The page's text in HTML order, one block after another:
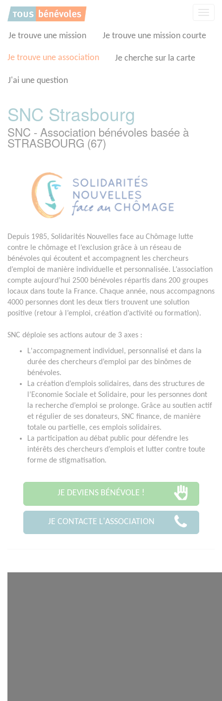
Je trouve une mission Je trouve une mission courte
Je trouve une association Je cherche sur la carte
J'ai une question
SNC Strasbourg
SNC - Association bénévoles basée à
STRASBOURG (67)
Depuis 1985, Solidarités Nouvelles face au Chômage lutte
contre le chômage et l’exclusion grâce à un réseau de
bénévoles qui écoutent et accompagnent les chercheurs
d’emploi de manière individuelle et personnalisée. L’association
compte aujourd’hui 2500 bénévoles répartis dans 200 groupes
locaux dans toute la France. Chaque année, nous accompagnons
4000 personnes dont les deux tiers trouvent une solution
positive (retour à l’emploi, création d’activité ou formation).
SNC déploie ses actions autour de 3 axes :
L'accompagnement individuel, personnalisé et dans la
durée des chercheurs d’emploi par des binômes de
bénévoles.
La création d’emplois solidaires, dans des structures de
l’Economie Sociale et Solidaire, pour les personnes dont
la recherche d’emploi se prolonge. Grâce au soutien actif
et régulier de ses donateurs, SNC finance, de manière
totale ou partielle, ces emplois solidaires.
La participation au débat public pour défendre les
intérêts des chercheurs d’emplois et lutter contre toute
forme de stigmatisation.
JE DEVIENS BÉNÉVOLE !
JE CONTACTE L'ASSOCIATION
Panneau de gestion des cookies